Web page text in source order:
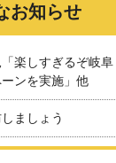
お知らせ
楽しすぎるぞ岐
ンを実施」他
ましょう